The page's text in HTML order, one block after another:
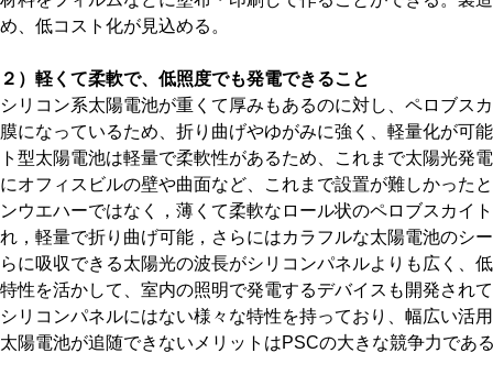
め、低コスト化が見込める。
２）軽くて柔軟で、低照度でも発電できること
シリコン系太陽電池が重くて厚みもあるのに対し、ペロブス
膜になっているため、折り曲げやゆがみに強く、軽量化が可
ト型太陽電池は軽量で柔軟性があるため、これまで太陽光発
にオフィスビルの壁や曲面など、これまで設置が難しかった
ンウエハーではなく，薄くて柔軟なロール状のペロブスカイ
れ，軽量で折り曲げ可能，さらにはカラフルな太陽電池のシ
らに吸収できる太陽光の波長がシリコンパネルよりも広く、
特性を活かして、室内の照明で発電するデバイスも開発され
シリコンパネルにはない様々な特性を持っており、幅広い活
太陽電池が追随できないメリットはPSCの大きな競争力であ